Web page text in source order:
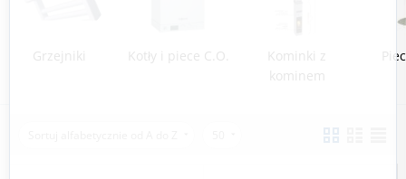
Grzejniki Kotły i piece C.O.
Kominki z
kominem